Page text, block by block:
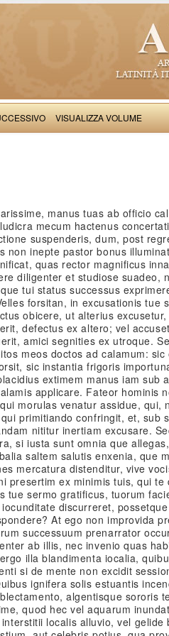
VISUALIZZA VOLUME
manus tuas ab officio
mecum hactenus
suspenderis, dum, post
non inepte pastor bonus
quas rector magnificus
diligenter et studiose suadeo,
tui status successus
forsitan, in excusationis tue
obicere, ut alterius
defectus ex altero; vel
amici segnities ex utroque.
meos doctos ad calamum: sic
sic instantia frigoris
extimem manus iam sub
applicare. Fateor hominis
morulas venatur assidue, qui,
primitiando confringit, et, sub
nititur inertiam excusare.
si iusta sunt omnia que
saltem salutis enxenia, que
mercatura distenditur, vive
presertim ex minimis tuis, qui te
tue sermo gratificus, tuorum
discurreret,
At ego non improvida
successuum prenarrator
ab illis, nec invenio quas
illa blandimenta iocalia,
si de mente non excidit
ignifera solis estuantis
algentisque sororis
quod hec vel aquarum
localis alluvio, vel gelide